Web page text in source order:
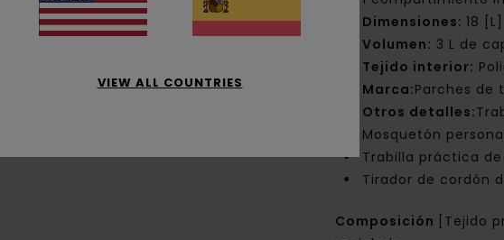
Dimensiones:18
Volumen: 3 L de
Tejido interior:
Marca:Parches de
Otros detalles:
Mosquetón
Trabilla práctica
Tirador de cordón
Composición
[Tejido
VIEW ALL COUNTRIES